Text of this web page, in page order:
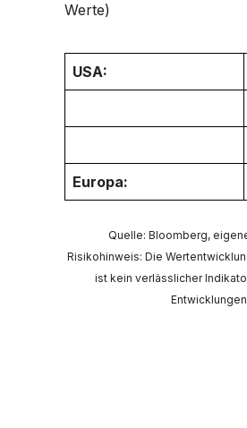
Werte)
USA:
Europa:
Quelle: Bloomberg,
Risikohinweis: Die
ist kein verlässlicher